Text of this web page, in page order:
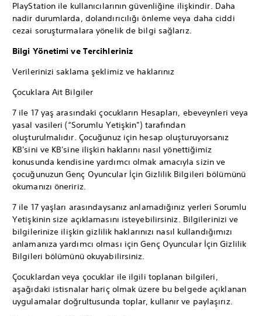
PlayStation ile kullanıcılarının güvenliğine ilişkindir. Daha
nadir durumlarda, dolandırıcılığı önleme veya daha ciddi
cezai soruşturmalara yönelik de bilgi sağlarız.
Bilgi Yönetimi ve Tercihleriniz
Verilerinizi saklama şeklimiz ve haklarınız
Çocuklara Ait Bilgiler
7 ile 17 yaş arasındaki çocukların Hesapları, ebeveynleri veya
yasal vasileri (“Sorumlu Yetişkin”) tarafından
oluşturulmalıdır. Çocuğunuz için hesap oluşturuyorsanız
KB'sini ve KB'sine ilişkin haklarını nasıl yönettiğimiz
konusunda kendisine yardımcı olmak amacıyla sizin ve
çocuğunuzun Genç Oyuncular İçin Gizlilik Bilgileri bölümünü
okumanızı öneririz.
7 ile 17 yaşları arasındaysanız anlamadığınız yerleri Sorumlu
Yetişkinin size açıklamasını isteyebilirsiniz. Bilgilerinizi ve
bilgilerinize ilişkin gizlilik haklarınızı nasıl kullandığımızı
anlamanıza yardımcı olması için Genç Oyuncular İçin Gizlilik
Bilgileri bölümünü okuyabilirsiniz.
Çocuklardan veya çocuklar ile ilgili toplanan bilgileri,
aşağıdaki istisnalar hariç olmak üzere bu belgede açıklanan
uygulamalar doğrultusunda toplar, kullanır ve paylaşırız.